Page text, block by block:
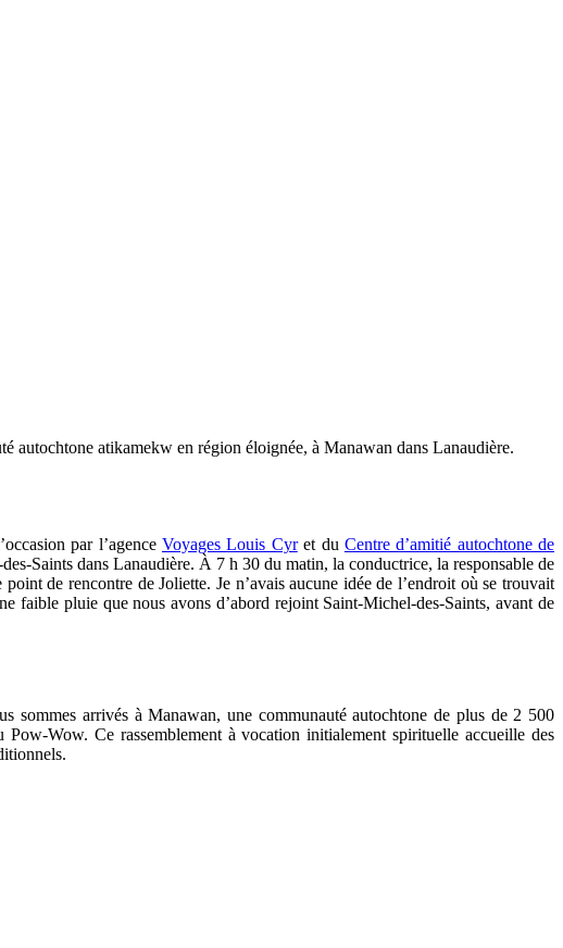
autochtone atikamekw en région éloignée, à Manawan dans Lanaudière.
par l’agence Voyages Louis Cyret du Centre d’amitié autochtone de
Saints dans Lanaudière. À 7 h 30 du matin, la conductrice, la responsable de
de rencontre de Joliette. Je n’avais aucune idée de l’endroit où se trouvait
faible pluie que nous avons d’abord rejoint Saint-Michel-des-Saints, avant de
sommes arrivés à Manawan, une communauté autochtone de plus de 2 500
Wow. Ce rassemblement à vocation initialement spirituelle accueille des